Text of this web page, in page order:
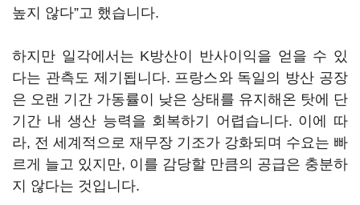
높지 않다”고 했습니다.
하지만 일각에서는 K방산이 반사이익을 얻을 수 있
다는 관측도 제기됩니다. 프랑스와 독일의 방산 공장
은 오랜 기간 가동률이 낮은 상태를 유지해온 탓에 단
기간 내 생산 능력을 회복하기 어렵습니다. 이에 따
라, 전 세계적으로 재무장 기조가 강화되며 수요는 빠
르게 늘고 있지만, 이를 감당할 만큼의 공급은 충분하
지 않다는 것입니다.